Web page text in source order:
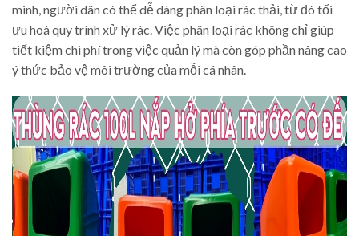
minh, người dân có thể dễ dàng phân loại rác thải, từ đó tối
ưu hoá quy trình xử lý rác. Việc phân loại rác không chỉ giúp
tiết kiệm chi phí trong việc quản lý mà còn góp phần nâng cao
ý thức bảo vệ môi trường của mỗi cá nhân.